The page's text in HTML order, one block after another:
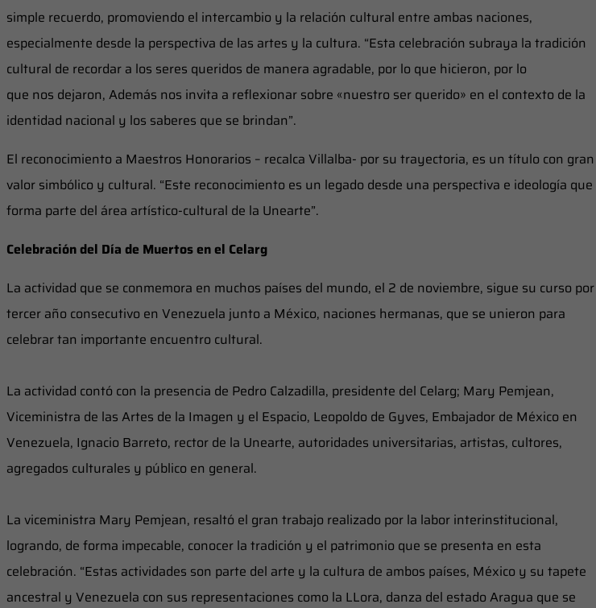
simple recuerdo, promoviendo el intercambio y la relación cultural entre ambas naciones,
especialmente desde la perspectiva de las artes y la cultura. “Esta celebración subraya la tradición
cultural de recordar a los seres queridos de manera agradable, por lo que hicieron, por lo
que nos dejaron, Además nos invita a reflexionar sobre «nuestro ser querido» en el contexto de la
identidad nacional y los saberes que se brindan”.
El reconocimiento a Maestros Honorarios – recalca Villalba- por su trayectoria, es un título con gran
valor simbólico y cultural. “Este reconocimiento es un legado desde una perspectiva e ideología que
forma parte del área artístico-cultural de la Unearte”.
Celebración del Día de Muertos en el Celarg
‎La actividad que se conmemora en muchos países del mundo, el 2 de noviembre, sigue su curso por
tercer año consecutivo en Venezuela junto a México, naciones hermanas, que se unieron para
celebrar tan importante encuentro cultural.
‎La actividad contó con la presencia de Pedro Calzadilla, presidente del Celarg; Mary Pemjean,
Viceministra de las Artes de la Imagen y el Espacio, Leopoldo de Gyves, Embajador de México en
Venezuela, Ignacio Barreto, rector de la Unearte, autoridades universitarias, artistas, cultores,
agregados culturales y público en general.
‎La viceministra Mary Pemjean, resaltó el gran trabajo realizado por la labor interinstitucional,
logrando, de forma impecable, conocer la tradición y el patrimonio que se presenta en esta
celebración. “Estas actividades son parte del arte y la cultura de ambos países, México y su tapete
ancestral y Venezuela con sus representaciones como la LLora, danza del estado Aragua que se